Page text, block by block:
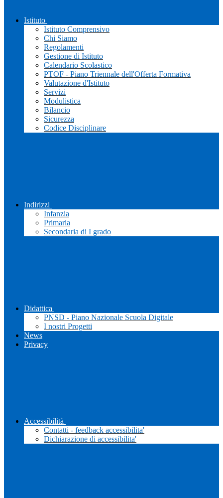
Istituto
Istituto Comprensivo
Chi Siamo
Regolamenti
Gestione di Istituto
Calendario Scolastico
PTOF - Piano Triennale dell'Offerta Formativa
Valutazione d'Istituto
Servizi
Modulistica
Bilancio
Sicurezza
Codice Disciplinare
Indirizzi
Infanzia
Primaria
Secondaria di I grado
Didattica
PNSD - Piano Nazionale Scuola Digitale
I nostri Progetti
News
Privacy
Accessibilità
Contatti - feedback accessibilita'
Dichiarazione di accessibilita'